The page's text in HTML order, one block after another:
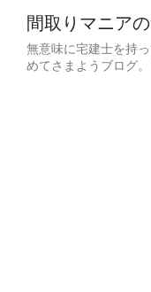
間取りマニア
無意味に宅建士を持
めてさまようブログ